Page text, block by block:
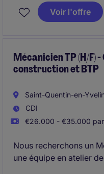
Voir l'offre
Mécanicien TP (H/F)
construction et BTP
Saint-Quentin-en-
CDI
€26.000 - €35.000
Nous recherchons un
une équipe en atelier